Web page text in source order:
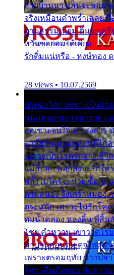
สาวบ้านนา แสนจะซอม
จริงเหมือนคำพร่ำเฉลย
ตามธรรมเนียม ติ๋มจะเต
หวั่นขอยอมได้เคียง
รักติ๋มแน่หรือ - หงษ์ทอง
28 views • 10.07.2569
บัวทองโศก เพราะเป็นโ
หนุ่มหลอกเอา เขารวย แ
ออเซาะจนใจเบา สงสาร
อาลัย หนุ่มรูปหล่อหนีไกล
เพราะเป็นโรครักจาง ชีวิ
แม่ก็บอก พ่อก็สั่งจะรักใค
พลั้งไปใครจะช่วย ซื้อเป
ตามสนอง จึงเศร้าหมอง
ตระหนัก เพราะไม่รักโค
ตมน้ำคลอง หลงลิ้น ที่สิ้น
โชย คำหวาน เขาวาดโร
มาบานก่อนตูม ดุจไฟสุมร้
เพราะตรอมฤทัย ข้าวปล
โศก เสียเถิดทอง พักควา